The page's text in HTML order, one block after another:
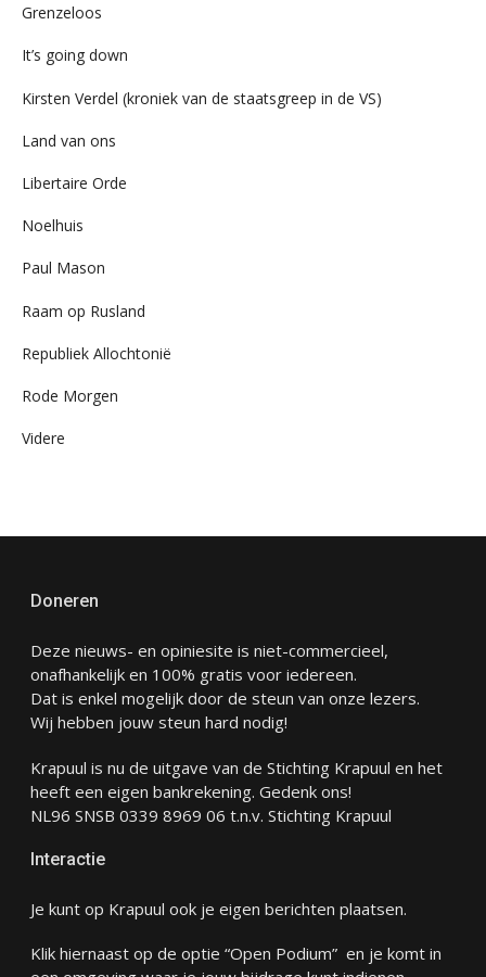
Grenzeloos
It’s going down
Kirsten Verdel (kroniek van de staatsgreep in de VS)
Land van ons
Libertaire Orde
Noelhuis
Paul Mason
Raam op Rusland
Republiek Allochtonië
Rode Morgen
Videre
Doneren
Deze nieuws- en opiniesite is niet-commercieel,
onafhankelijk en 100% gratis voor iedereen.
Dat is enkel mogelijk door de steun van onze lezers.
Wij hebben jouw steun hard nodig!
Krapuul is nu de uitgave van de Stichting Krapuul en het
heeft een eigen bankrekening. Gedenk ons!
NL96 SNSB 0339 8969 06 t.n.v. Stichting Krapuul
Interactie
Je kunt op Krapuul ook je eigen berichten plaatsen.
Klik hiernaast op de optie “Open Podium” en je komt in